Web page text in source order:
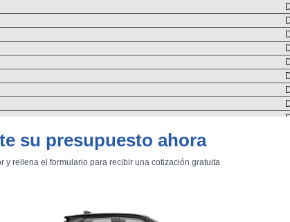
su presupuesto ahora
y rellena el formulario para recibir una cotización gratuita